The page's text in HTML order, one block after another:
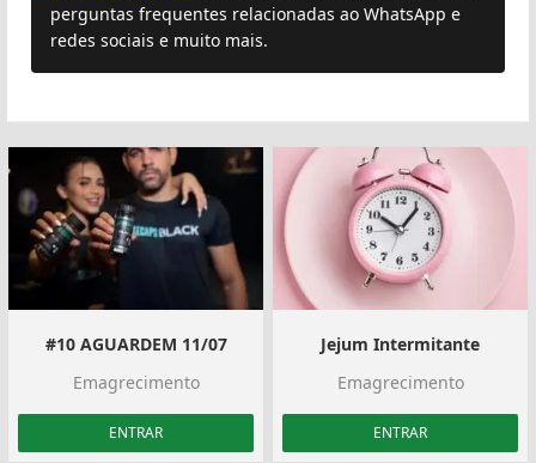
perguntas frequentes relacionadas ao WhatsApp e
redes sociais e muito mais.
#10 AGUARDEM 11/07
Emagrecimento
ENTRAR
Jejum Intermitante
Emagrecimento
ENTRAR